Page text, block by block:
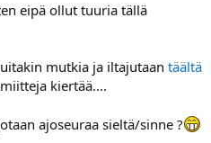
eipä ollut tuuria tällä
mutkia ja iltajutaan täältä
kiertää....
ajoseuraa sieltä/sinne ?